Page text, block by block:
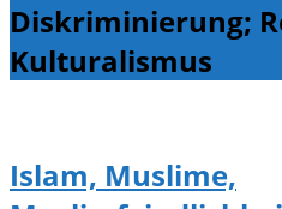
Diskriminierung;
Kulturalismus
Islam, Muslime,